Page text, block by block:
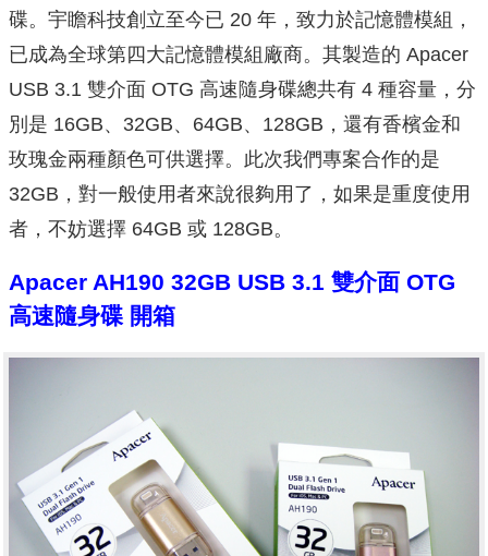
碟。宇瞻科技創立至今已 20 年，致力於記憶體模組，
已成為全球第四大記憶體模組廠商。其製造的 Apacer
USB 3.1 雙介面 OTG 高速隨身碟總共有 4 種容量，分
別是 16GB、32GB、64GB、128GB，還有香檳金和
玫瑰金兩種顏色可供選擇。此次我們專案合作的是
32GB，對一般使用者來說很夠用了，如果是重度使用
者，不妨選擇 64GB 或 128GB。
Apacer AH190 32GB USB 3.1 雙介面 OTG
高速隨身碟 開箱